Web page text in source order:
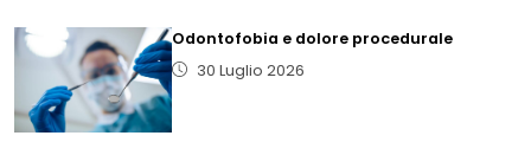
Odontofobia e dolore procedurale
30 Luglio 2026